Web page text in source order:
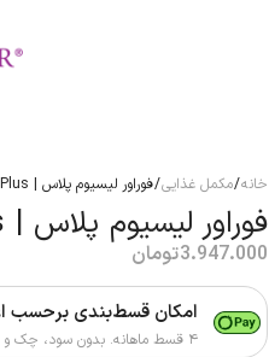
خانه/مکمل غذایی/ فوراور لیسیوم پلاس | Forever Lycium Plus
فوراور لیسیوم پلاس | Forever Lycium Plus
3.947.000تومان
امکان قسط‌بندی برحسب
۴ قسط ماهانه. بدون سود، چک و ضامن.